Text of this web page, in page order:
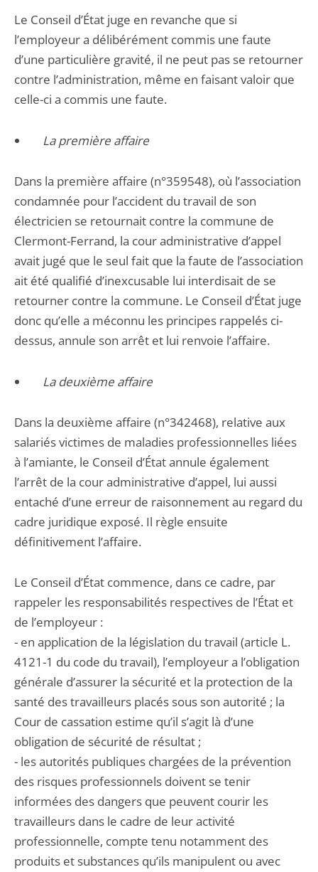
Le Conseil d’État juge en revanche que si
l’employeur a délibérément commis une faute
d’une particulière gravité, il ne peut pas se retourner
contre l’administration, même en faisant valoir que
celle-ci a commis une faute.
La première affaire
Dans la première affaire (n°359548), où l’association
condamnée pour l’accident du travail de son
électricien se retournait contre la commune de
Clermont-Ferrand, la cour administrative d’appel
avait jugé que le seul fait que la faute de l’association
ait été qualifié d’inexcusable lui interdisait de se
retourner contre la commune. Le Conseil d’État juge
donc qu’elle a méconnu les principes rappelés ci-
dessus, annule son arrêt et lui renvoie l’affaire.
La deuxième affaire
Dans la deuxième affaire (n°342468), relative aux
salariés victimes de maladies professionnelles liées
à l’amiante, le Conseil d’État annule également
l’arrêt de la cour administrative d’appel, lui aussi
entaché d’une erreur de raisonnement au regard du
cadre juridique exposé. Il règle ensuite
définitivement l’affaire.
Le Conseil d’État commence, dans ce cadre, par
rappeler les responsabilités respectives de l’État et
de l’employeur :
- en application de la législation du travail (article L.
4121-1 du code du travail), l’employeur a l’obligation
générale d’assurer la sécurité et la protection de la
santé des travailleurs placés sous son autorité ; la
Cour de cassation estime qu’il s’agit là d’une
obligation de sécurité de résultat ;
- les autorités publiques chargées de la prévention
des risques professionnels doivent se tenir
informées des dangers que peuvent courir les
travailleurs dans le cadre de leur activité
professionnelle, compte tenu notamment des
produits et substances qu’ils manipulent ou avec